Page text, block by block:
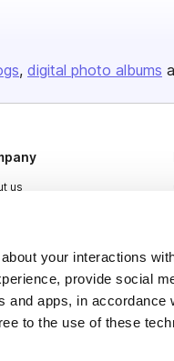
your interactions
provide social
and apps, in accordance
to the use of these
digital photo albums
us